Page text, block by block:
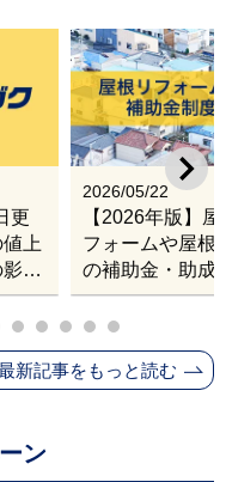
更
上
響
シ
ル
上げ
・出
2026/05/22
【2026年版】
フォームや屋根
の補助金・助成
業
新記事をもっと読む
ン